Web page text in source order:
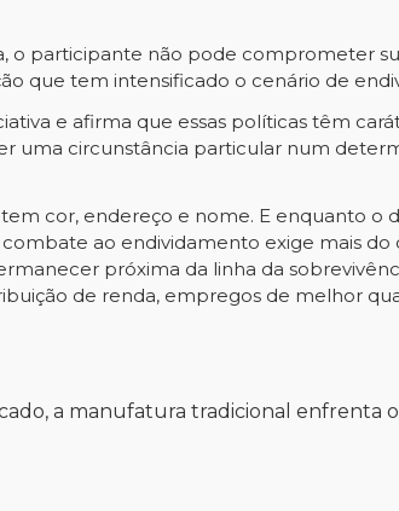
o participante não pode comprometer
que tem intensificado o cenário de
e afirma que essas políticas têm
uma circunstância particular num
cor, endereço e nome. E enquanto o
ao endividamento exige mais
próxima da linha da
de renda, empregos de melhor
a manufatura tradicional enfrenta